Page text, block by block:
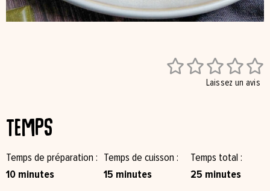

Laissez un avis
Temps
Temps de préparation
10 minutes
Temps de cuisson
15 minutes
Temps total
25 minutes